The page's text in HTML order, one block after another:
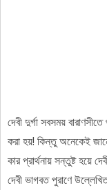
দেবী দুর্গা সবসময়
করা হয়! কিন্তু অনেকেই
কার প্রার্থনায় সন্তুষ্ট হয়ে
দেবী ভাগবত পুরাণে